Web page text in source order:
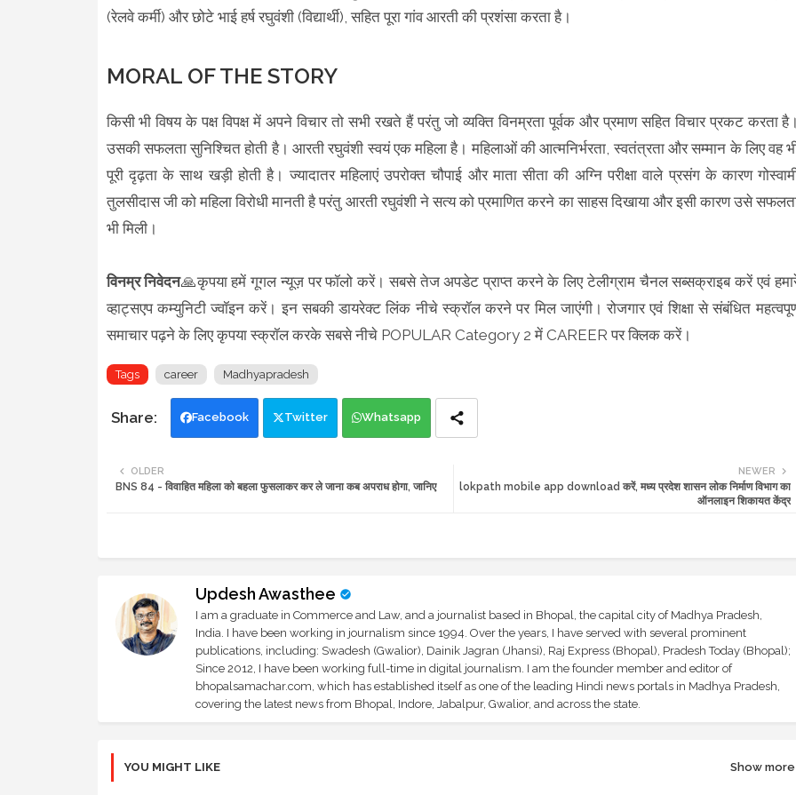
(रेलवे कर्मी) और छोटे भाई हर्ष रघुवंशी (विद्यार्थी), सहित पूरा गांव आरती की प्रशंसा करता है।
MORAL OF THE STORY
किसी भी विषय के पक्ष विपक्ष में अपने विचार तो सभी रखते हैं परंतु जो व्यक्ति विनम्रता पूर्वक और प्रमाण सहित विचार प्रकट करता
उसकी सफलता सुनिश्चित होती है। आरती रघुवंशी स्वयं एक महिला है। महिलाओं की आत्मनिर्भरता, स्वतंत्रता और सम्मान के लिए वह
पूरी दृढ़ता के साथ खड़ी होती है। ज्यादातर महिलाएं उपरोक्त चौपाई और माता सीता की अग्नि परीक्षा वाले प्रसंग के कारण
तुलसीदास जी को महिला विरोधी मानती है परंतु आरती रघुवंशी ने सत्य को प्रमाणित करने का साहस दिखाया और इसी कारण उसे
भी मिली।
विनम्र निवेदन🙏कृपया हमें गूगल न्यूज़ पर फॉलो करें। सबसे तेज अपडेट प्राप्त करने के लिए टेलीग्राम चैनल सब्सक्राइब करें एवं
व्हाट्सएप कम्युनिटी ज्वॉइन करें। इन सबकी डायरेक्ट लिंक नीचे स्क्रॉल करने पर मिल जाएंगी। रोजगार एवं शिक्षा से संबंधित
समाचार पढ़ने के लिए कृपया स्क्रॉल करके सबसे नीचे POPULAR Category 2 में CAREER पर क्लिक करें।
Tags career Madhyapradesh
Facebook Twitter Whatsapp
NEWER
lokpath mobile app download करें, मध्य प्रदेश शासन लोक निर्माण विभाग का
ऑनलाइन शिकायत केंद्र
OLDER
BNS 84 - विवाहित महिला को बहला फुसलाकर कर ले जाना कब अपराध होगा, जानिए
Updesh Awasthee
I am a graduate in Commerce and Law, and a journalist based in Bhopal, the capital city of Madhya Pradesh,
India. I have been working in journalism since 1994. Over the years, I have served with several prominent
publications, including: Swadesh (Gwalior), Dainik Jagran (Jhansi), Raj Express (Bhopal), Pradesh Today (Bhopal);
Since 2012, I have been working full-time in digital journalism. I am the founder member and editor of
bhopalsamachar.com, which has established itself as one of the leading Hindi news portals in Madhya Pradesh,
covering the latest news from Bhopal, Indore, Jabalpur, Gwalior, and across the state.
YOU MIGHT LIKE Show more